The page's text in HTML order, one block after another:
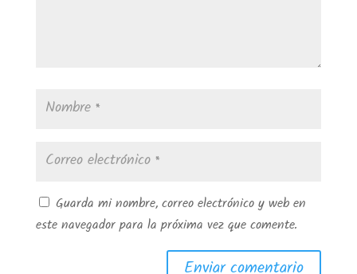
Guarda mi nombre, correo electrónico y web en
este navegador para la próxima vez que comente.